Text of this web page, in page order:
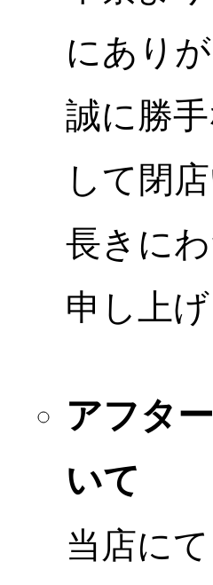
にあり
誠に勝
して閉
長きに
申し上げ
アフタ
いて
当店に